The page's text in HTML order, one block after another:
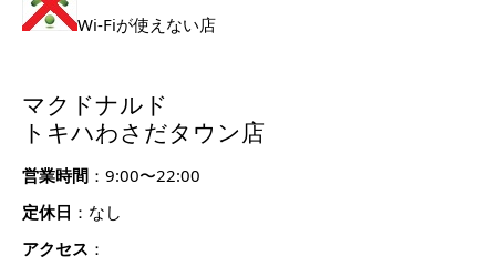
Wi-Fiが使えない店
マクドナルド
トキハわさだタウン店
営業時間 ：9:00〜22:00
定休日 ：なし
アクセス ：